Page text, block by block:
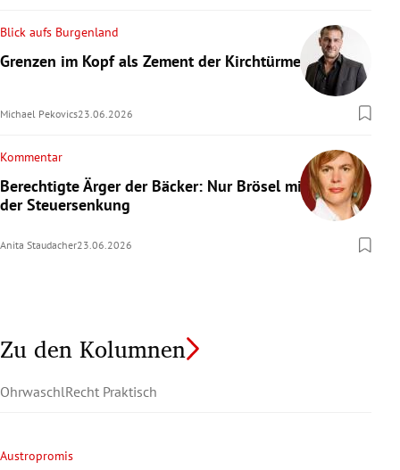
Blick aufs Burgenland
Grenzen im Kopf als Zement der Kirchtürme
Michael Pekovics23.06.2026
Kommentar
Berechtigte Ärger der Bäcker: Nur Brösel mit
der Steuersenkung
Anita Staudacher23.06.2026
Zu den Kolumnen
OhrwaschlRecht Praktisch
Austropromis